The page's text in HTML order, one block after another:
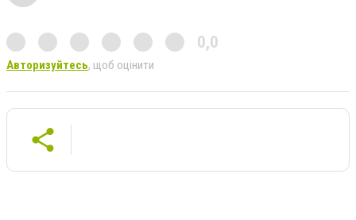
0,0
Авторизуйтесь, щоб оцінити